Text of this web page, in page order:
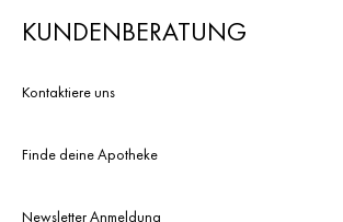
KUNDENBERATUNG
Kontaktiere uns
Finde deine Apotheke
Newsletter Anmeldung